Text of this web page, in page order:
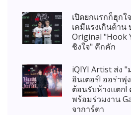
เปิดยกแรกก็ฮุก
เคมีแรงเกินต้าน
Original "Hook
ชิงใจ" คึกคัก
iQIYI Artist ส่ง
อินเตอร์! ออร่า
ต้อนรับห้างแตก!
พร้อมร่วมงาน
จาการ์ตา